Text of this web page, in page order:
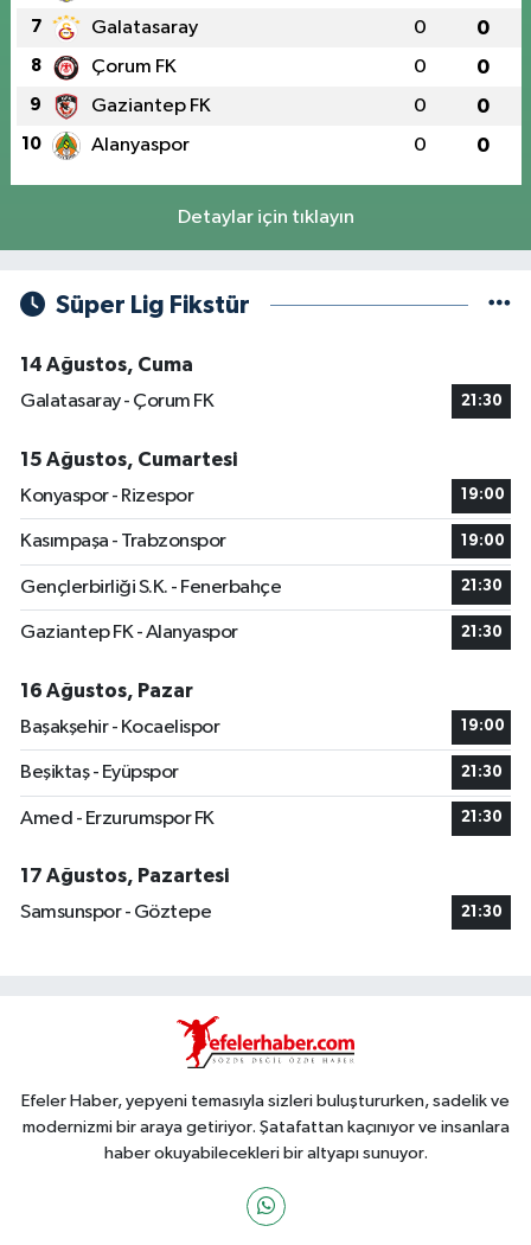
7 Galatasaray 0 0
8 Çorum FK 0 0
9 Gaziantep FK 0 0
10 Alanyaspor 0 0
Detaylar için tıklayın
Süper Lig Fikstür
14 Ağustos, Cuma
Galatasaray - Çorum FK
21:30
15 Ağustos, Cumartesi
Konyaspor - Rizespor
19:00
Kasımpaşa - Trabzonspor 19:00
Gençlerbirliği S.K. - Fenerbahçe 21:30
Gaziantep FK - Alanyaspor 21:30
16 Ağustos, Pazar
Başakşehir - Kocaelispor
19:00
Beşiktaş - Eyüpspor 21:30
Amed - Erzurumspor FK 21:30
17 Ağustos, Pazartesi
Samsunspor - Göztepe
21:30
Efeler Haber, yepyeni temasıyla sizleri buluştururken, sadelik ve
modernizmi bir araya getiriyor. Şatafattan kaçınıyor ve insanlara
haber okuyabilecekleri bir altyapı sunuyor.